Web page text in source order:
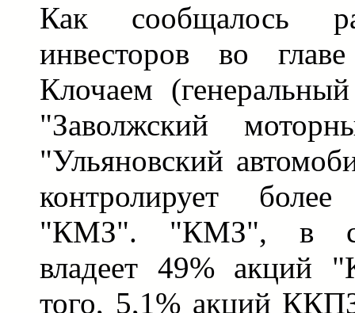
Как сообщалось
инвесторов во
Клочаем
"Заволжский
"Ульяновский
контролирует
"КМЗ". "КМЗ", в
владеет 49% акций
того, 5,1% акций